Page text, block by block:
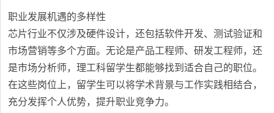
职业发展机遇的多样性
芯片行业不仅涉及硬件设计，还包括软件开发、测试验证和
市场营销等多个方面。无论是产品工程师、研发工程师，还
是市场分析师，理工科留学生都能够找到适合自己的职位。
在这些岗位上，留学生可以将学术背景与工作实践相结合，
充分发挥个人优势，提升职业竞争力。